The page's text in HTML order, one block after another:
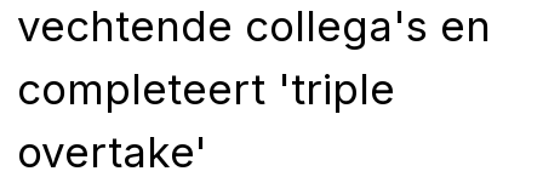
vechtende collega's en
completeert 'triple
overtake'